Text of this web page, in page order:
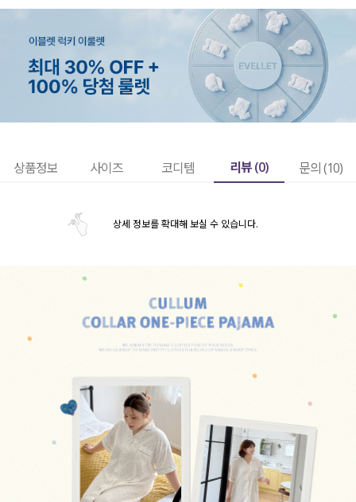
상품정보 사이즈 코디템 리뷰 (0) 문의 (10)
상세 정보를 확대해 보실 수 있습니다.